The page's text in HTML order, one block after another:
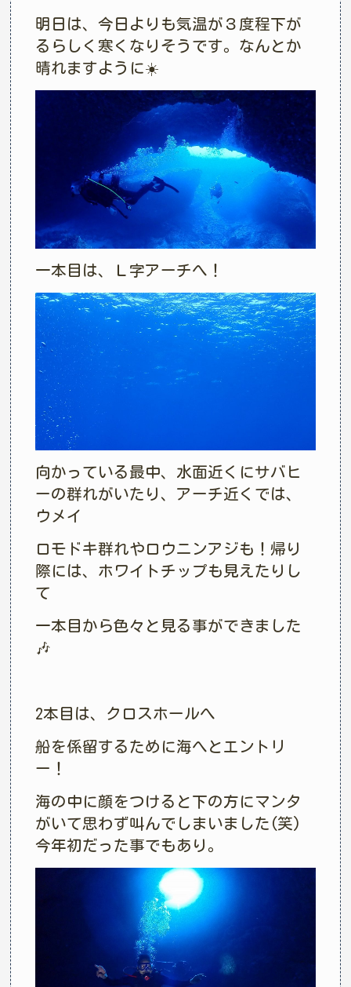
明日は、今日よりも気温が３度程下が
るらしく寒くなりそうです。なんとか
晴れますように☀️
一本目は、Ｌ字アーチへ！
向かっている最中、水面近くにサバヒ
ーの群れがいたり、アーチ近くでは、
ウメイ
ロモドキ群れやロウニンアジも！帰り
際には、ホワイトチップも見えたりし
て
一本目から色々と見る事ができました
🎶
2本目は、クロスホールへ
船を係留するために海へとエントリ
ー！
海の中に顔をつけると下の方にマンタ
がいて思わず叫んでしまいました(笑)
今年初だった事でもあり。